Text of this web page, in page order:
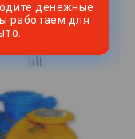
денежные
работаем для